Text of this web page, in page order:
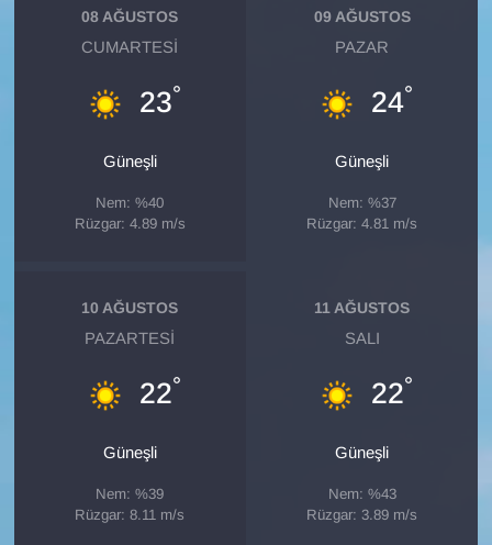
08 AĞUSTOS
CUMARTESI
23°
Güneşli
Nem: %40
Rüzgar: 4.89 m/s
09 AĞUSTOS
PAZAR
24°
Güneşli
Nem: %37
Rüzgar: 4.81 m/s
10 AĞUSTOS
PAZARTESI
22°
Güneşli
Nem: %39
Rüzgar: 8.11 m/s
11 AĞUSTOS
SALI
22°
Güneşli
Nem: %43
Rüzgar: 3.89 m/s
KURDÎ
MEDYA
POLİTİKA
RÖPORTAJ
SAĞLIK
Seri İlan
Sinema - TV